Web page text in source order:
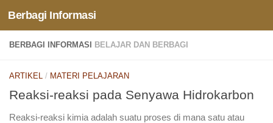
Skip to content
Berbagi Informasi
BERBAGI INFORMASI BELAJAR DAN BERBAGI
ARTIKEL / MATERI PELAJARAN
Reaksi-reaksi pada Senyawa Hidrokarbon
Reaksi-reaksi kimia adalah suatu proses di mana satu atau